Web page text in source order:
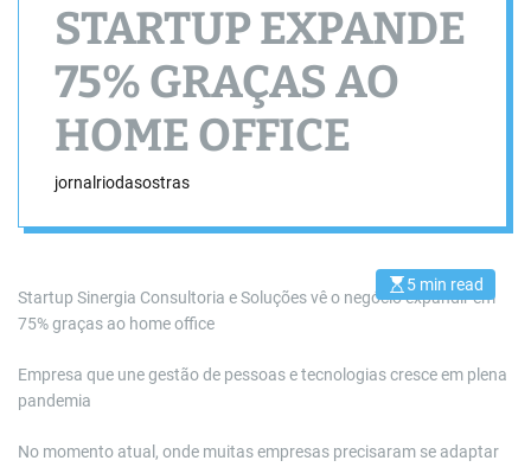
STARTUP EXPANDE
75% GRAÇAS AO
HOME OFFICE
jornalriodasostras
E
s
a
e
5 min read
Startup Sinergia Consultoria e Soluções vê o negócio expandir em
75% graças ao home office
Empresa que une gestão de pessoas e tecnologias cresce em plena
pandemia
No momento atual, onde muitas empresas precisaram se adaptar